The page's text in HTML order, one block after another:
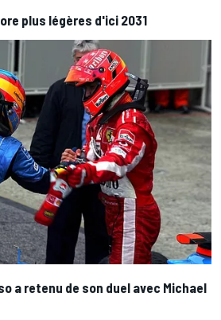
plus légères d'ici 2031
a retenu de son duel avec Michael